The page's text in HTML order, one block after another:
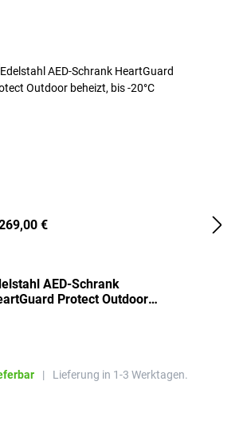
€
AED-Schrank
Protect Outdoor
| Lieferung in 1-3 Werktagen.